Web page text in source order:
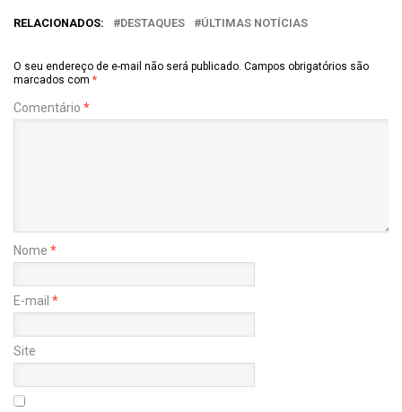
RELACIONADOS: DESTAQUES ÚLTIMAS NOTÍCIAS
O seu endereço de e-mail não será publicado. Campos obrigatórios são
marcados com *
Comentário *
Nome *
E-mail *
Site